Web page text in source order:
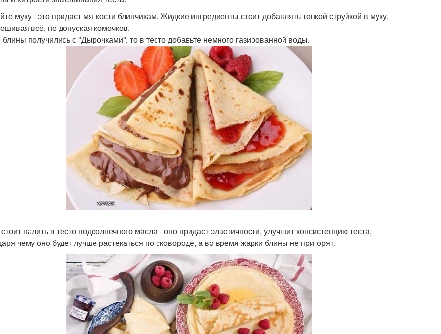
муку - это придаст мягкости блинчикам. Жидкие ингредиенты стоит добавлять тонкой струйкой в муку,
всё, не допуская комочков.
получились с "Дырочками", то в тесто добавьте немного газированной воды.
налить в тесто подсолнечного масла - оно придаст эластичности, улучшит консистенцию теста,
чему оно будет лучше растекаться по сковороде, а во время жарки блины не пригорят.